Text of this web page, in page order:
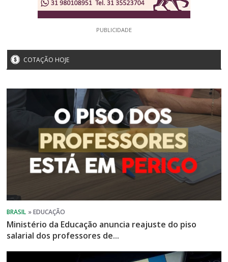
PUBLICIDADE
COTAÇÃO HOJE
Ministério da Educação anuncia reajuste do piso
salarial dos professores de...